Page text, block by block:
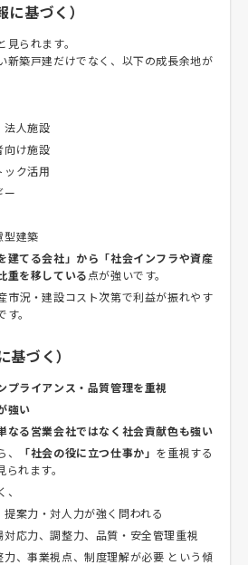
基づく）
見られます。
新築戸建だけでなく、以下の成長余地が
法人施設
向け施設
ック活用
ー
型建築
建てる会社」から「社会インフラや資産
重を移している点が強いです。
市況・建設コスト次第で利益が振れやす
。
づく）
プライアンス・品質管理を重視
強い
なる営業会社ではなく社会貢献色も強い
「社会の役に立つ仕事か」 を重視する
れます。
提案力・対人力が強く問われる
対応力、調整力、品質・安全管理重視
力、事業視点、制度理解が必要 という傾